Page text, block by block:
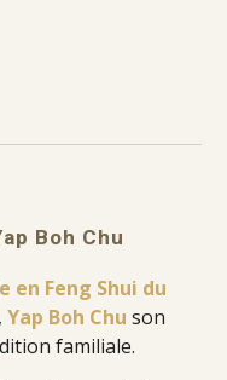
Boh Chu
Feng Shui du
,Yap Boh Chu son
familiale.